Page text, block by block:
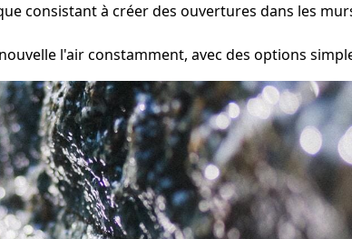
consistant à créer des ouvertures dans les
l'air constamment, avec des options